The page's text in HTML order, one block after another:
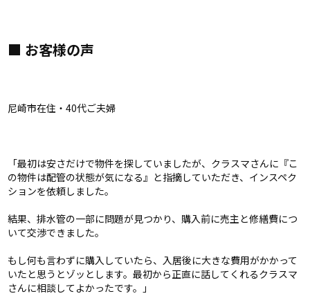
■ お客様の声
尼崎市在住・40代ご夫婦
「最初は安さだけで物件を探していましたが、クラスマさんに『こ
の物件は配管の状態が気になる』と指摘していただき、インスペク
ションを依頼しました。
結果、排水管の一部に問題が見つかり、購入前に売主と修繕費につ
いて交渉できました。
もし何も言わずに購入していたら、入居後に大きな費用がかかって
いたと思うとゾッとします。最初から正直に話してくれるクラスマ
さんに相談してよかったです。」